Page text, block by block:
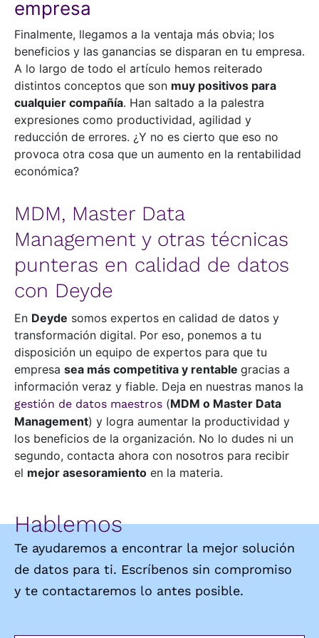
empresa
Finalmente, llegamos a la ventaja más obvia; los
beneficios y las ganancias se disparan en tu empresa.
A lo largo de todo el artículo hemos reiterado
distintos conceptos que son muy positivos para
cualquier compañía. Han saltado a la palestra
expresiones como productividad, agilidad y
reducción de errores. ¿Y no es cierto que eso no
provoca otra cosa que un aumento en la rentabilidad
económica?
MDM, Master Data
Management y otras técnicas
punteras en calidad de datos
con Deyde
En Deyde somos expertos en calidad de datos y
transformación digital. Por eso, ponemos a tu
disposición un equipo de expertos para que tu
empresa sea más competitiva y rentable gracias a
información veraz y fiable. Deja en nuestras manos la
gestión de datos maestros (MDM o Master Data
Management) y logra aumentar la productividad y
los beneficios de la organización. No lo dudes ni un
segundo, contacta ahora con nosotros para recibir
el mejor asesoramiento en la materia.
Hablemos
Te ayudaremos a encontrar la mejor solución
de datos para ti. Escríbenos sin compromiso
y te contactaremos lo antes posible.